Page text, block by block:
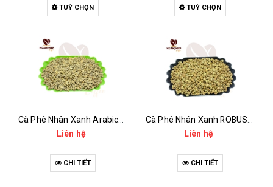
TUỲ CHỌN TUỲ CHỌN
Liên hệ
CHI TIẾT
Liên hệ
CHI TIẾT